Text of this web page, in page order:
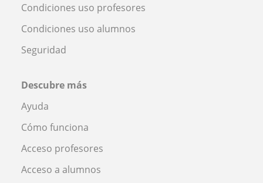
Condiciones uso profesores
Condiciones uso alumnos
Seguridad
Descubre más
Ayuda
Cómo funciona
Acceso profesores
Acceso a alumnos